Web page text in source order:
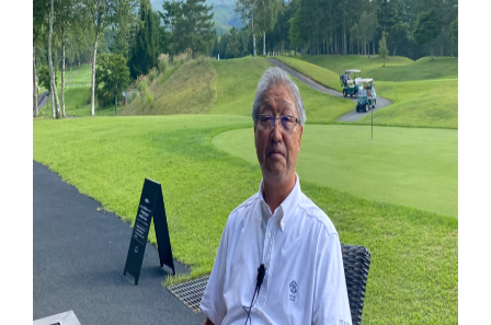
導入施設別プラン